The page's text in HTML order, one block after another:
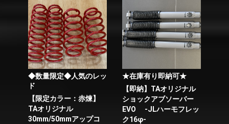
◆数量限定◆人気のレッ
ド
【限定カラー：赤煉】
TAオリジナル
30mm/50mmアップコ
★在庫有り即納可★
【即納】TAオリジナル
ショックアブソーバー
EVO -JLハーモフレッ
ク16φ-